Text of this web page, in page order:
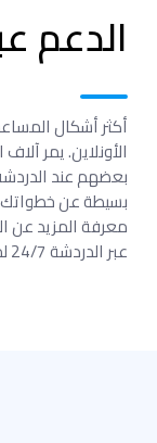
الدعم
أكثر أشكال
بعضهم عند
معرفة المزيد عن
عبر الدردشة 24/7 لمساعدتك.